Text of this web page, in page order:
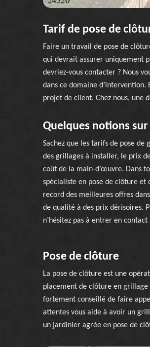
Tarif de pose de
Faire un travail de pose de
qui devrait assurer uniquement
devriez-vous contacter ? Nous
dans ce domaine
projet de client. Chez nous, une
Quelques notions
Sachez que les tarifs de pose
des grillages à installer, le prix
coût de la main-d’œuvre. Dans
spécialiste en pose de clôture et
record des meilleures offres
de qualité à des prix dérisoires.
n’hésitez pas à entrer en
Pose de clôture
La pose de clôture est une
placement de clôture en
fortement conseillé de faire
attentes vous aide à avoir un
un jardinier agrée en pose de